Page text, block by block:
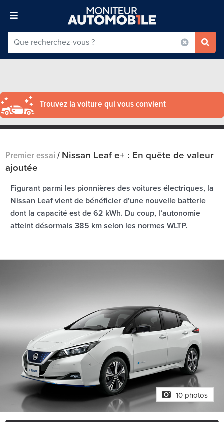
Trouvez la voiture qui vous convient
Premier essai/Nissan Leaf e+ : En quête de valeur
ajoutée
Figurant parmi les pionnières des voitures électriques, la
Nissan Leaf vient de bénéficier d’une nouvelle batterie
dont la capacité est de 62 kWh. Du coup, l’autonomie
atteint désormais 385 km selon les normes WLTP.
10 photos